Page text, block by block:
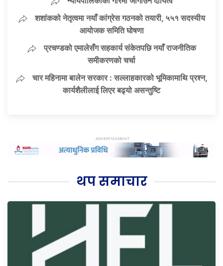
शशांकको नेतृत्वमा नयाँ कांग्रेस गठनको तयारी, ५५१ सदस्यीय
आयोजक समिति घोषणा
प्रचण्डको एमालेसँग सहकार्य संकेतपछि नयाँ राजनीतिक
समीकरणको चर्चा
चार महिनामा बालेन सरकार : सल्लाहकारको भूमिकामाथि प्रश्न,
कार्यशैलीलाई लिएर बढ्यो असन्तुष्टि
थप समाचार